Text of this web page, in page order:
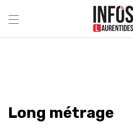
Long métrage